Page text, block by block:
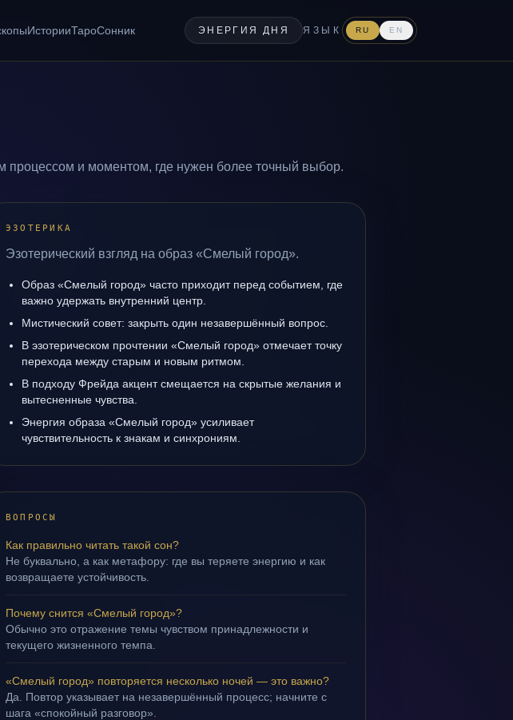
ИсторииТароСонник ЭНЕРГИЯ ДНЯ ЯЗЫК RU EN
и моментом, где нужен более точный выбор.
ЭЗОТЕРИКА
Эзотерический взгляд на образ «Смелый город».
Образ «Смелый город» часто приходит перед событием, где
важно удержать внутренний центр.
Мистический совет: закрыть один незавершённый вопрос.
В эзотерическом прочтении «Смелый город» отмечает точку
перехода между старым и новым ритмом.
В подходу Фрейда акцент смещается на скрытые желания и
вытесненные чувства.
Энергия образа «Смелый город» усиливает
чувствительность к знакам и синхрониям.
ВОПРОСЫ
Как правильно читать такой сон?
Не буквально, а как метафору: где вы теряете энергию и как
возвращаете устойчивость.
Почему снится «Смелый город»?
Обычно это отражение темы чувством принадлежности и
текущего жизненного темпа.
«Смелый город» повторяется несколько ночей — это важно?
Да. Повтор указывает на незавершённый процесс; начните с
шага «спокойный разговор».